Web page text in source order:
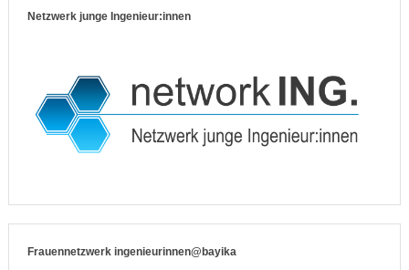
Netzwerk junge Ingenieur:innen
Frauennetzwerk ingenieurinnen@bayika